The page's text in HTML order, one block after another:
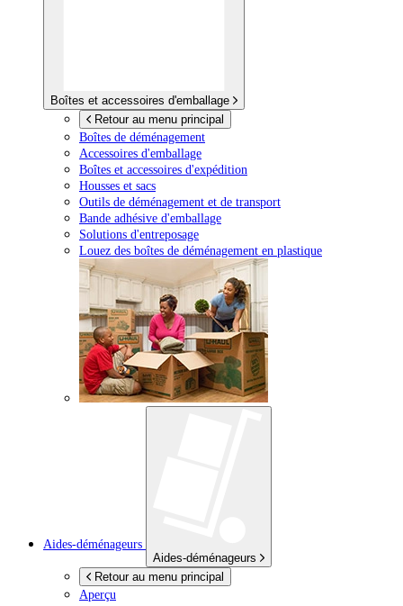
Boîtes et accessoires d'emballage
Retour au menu principal
Boîtes de déménagement
Accessoires d'emballage
Boîtes et accessoires d'expédition
Housses et sacs
Outils de déménagement et de transport
Bande adhésive d'emballage
Solutions d'entreposage
Louez des boîtes de déménagement en plastique
Aides-déménageurs
Aides-déménageurs
Retour au menu principal
Aperçu